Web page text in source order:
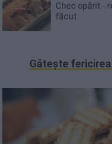
Chec opărit -
făcut
Gătește